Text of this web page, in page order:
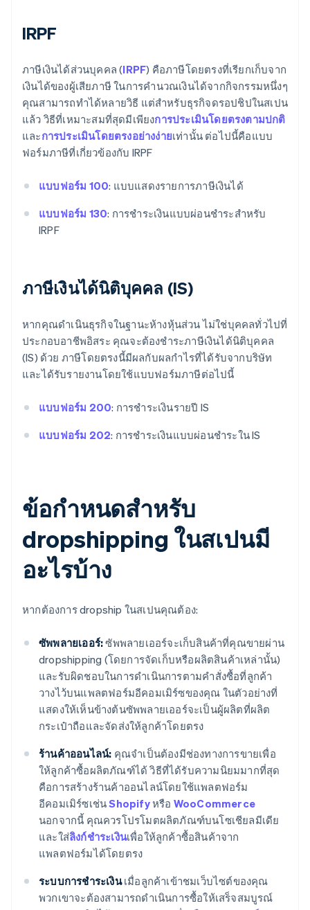
IRPF
ภาษีเงินได้ส่วนบุคคล (IRPF) คือภาษีโดยตรงที่เรียกเก็บจาก
เงินได้ของผู้เสียภาษี ในการคํานวณเงินได้จากกิจกรรมหนึ่งๆ
คุณสามารถทำได้หลายวิธี แต่สำหรับธุรกิจดรอปชิปในสเปน
แล้ว วิธีที่เหมาะสมที่สุดมีเพียงการประเมินโดยตรงตามปกติ
และการประเมินโดยตรงอย่างง่ายเท่านั้น ต่อไปนี้คือแบบ
ฟอร์มภาษีที่เกี่ยวข้องกับ IRPF
แบบฟอร์ม 100: แบบแสดงรายการภาษีเงินได้
แบบฟอร์ม 130: การชําระเงินแบบผ่อนชําระสำหรับ
IRPF
ภาษีเงินได้นิติบุคคล (IS)
หากคุณดําเนินธุรกิจในฐานะห้างหุ้นส่วน ไม่ใช่บุคคลทั่วไปที่
ประกอบอาชีพอิสระ คุณจะต้องชําระภาษีเงินได้นิติบุคคล
(IS) ด้วย ภาษีโดยตรงนี้มีผลกับผลกําไรที่ได้รับจากบริษัท
และได้รับรายงานโดยใช้แบบฟอร์มภาษีต่อไปนี้
แบบฟอร์ม 200: การชําระเงินรายปี IS
แบบฟอร์ม 202: การชําระเงินแบบผ่อนชําระใน IS
ข้อกําหนดสําหรับ
dropshipping ในสเปนมี
อะไรบ้าง
หากต้องการ dropship ในสเปนคุณต้อง:
ซัพพลายเออร์:ซัพพลายเออร์จะเก็บสินค้าที่คุณขายผ่าน
dropshipping (โดยการจัดเก็บหรือผลิตสินค้าเหล่านั้น)
และรับผิดชอบในการดําเนินการตามคําสั่งซื้อที่ลูกค้า
วางไว้บนแพลตฟอร์มอีคอมเมิร์ซของคุณ ในตัวอย่างที่
แสดงให้เห็นข้างต้นซัพพลายเออร์จะเป็นผู้ผลิตที่ผลิต
กระเป๋าถือและจัดส่งให้ลูกค้าโดยตรง
ร้านค้าออนไลน์: คุณจําเป็นต้องมีช่องทางการขายเพื่อ
ให้ลูกค้าซื้อผลิตภัณฑ์ได้ วิธีที่ได้รับความนิยมมากที่สุด
คือการสร้างร้านค้าออนไลน์โดยใช้แพลตฟอร์ม
อีคอมเมิร์ซเช่นShopifyหรือ WooCommerce
นอกจากนี้ คุณควรโปรโมตผลิตภัณฑ์บนโซเชียลมีเดีย
และใส่ลิงก์ชําระเงินเพื่อให้ลูกค้าซื้อสินค้าจาก
แพลตฟอร์มได้โดยตรง
ระบบการชําระเงินเมื่อลูกค้าเข้าชมเว็บไซต์ของคุณ
พวกเขาจะต้องสามารถดําเนินการซื้อให้เสร็จสมบูรณ์